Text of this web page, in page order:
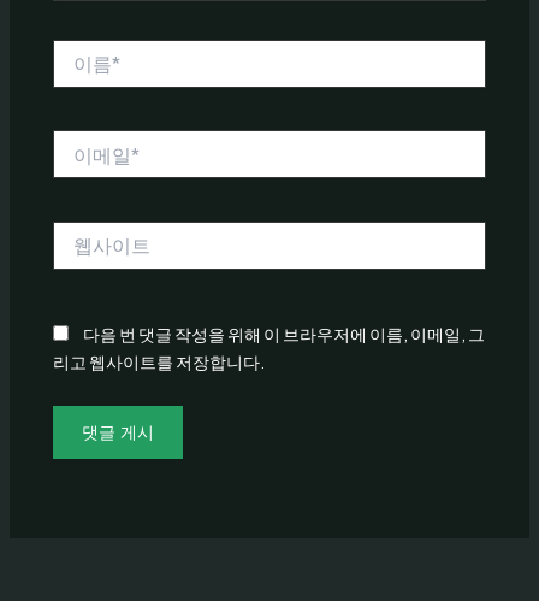
다음 번 댓글 작성을 위해 이 브라우저에 이름, 이메일, 그
리고 웹사이트를 저장합니다.